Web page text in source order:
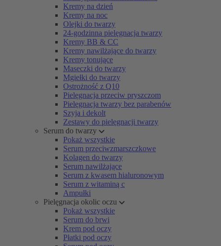
Kremy na dzień
Kremy na noc
Olejki do twarzy
24-godzinna pielęgnacja twarzy
Kremy BB & CC
Kremy nawilżające do twarzy
Kremy tonujące
Maseczki do twarzy
Mgiełki do twarzy
Ostrożność z Q10
Pielęgnacja przeciw pryszczom
Pielęgnacja twarzy bez parabenów
Szyja i dekolt
Zestawy do pielęgnacji twarzy
Serum do twarzy
Pokaż wszystkie
Serum przeciwzmarszczkowe
Kolagen do twarzy
Serum nawilżające
Serum z kwasem hialuronowym
Serum z witaminą c
Ampułki
Pielęgnacja okolic oczu
Pokaż wszystkie
Serum do brwi
Krem pod oczy
Płatki pod oczy